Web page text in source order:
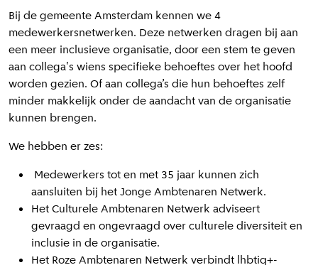
Bij de gemeente Amsterdam kennen we 4
medewerkersnetwerken. Deze netwerken dragen bij aan
een meer inclusieve organisatie, door een stem te geven
aan collega's wiens specifieke behoeftes over het hoofd
worden gezien. Of aan collega’s die hun behoeftes zelf
minder makkelijk onder de aandacht van de organisatie
kunnen brengen.
We hebben er zes:
Medewerkers tot en met 35 jaar kunnen zich
aansluiten bij het Jonge Ambtenaren Netwerk.
Het Culturele Ambtenaren Netwerk adviseert
gevraagd en ongevraagd over culturele diversiteit en
inclusie in de organisatie.
Het Roze Ambtenaren Netwerk verbindt lhbtiq+-